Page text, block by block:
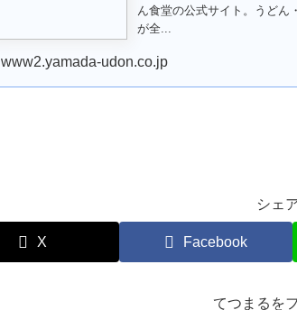
ん食堂の公式サイト。うどん
が全...
www2.yamada-udon.co.jp
シェ
X Facebook
てつまるを